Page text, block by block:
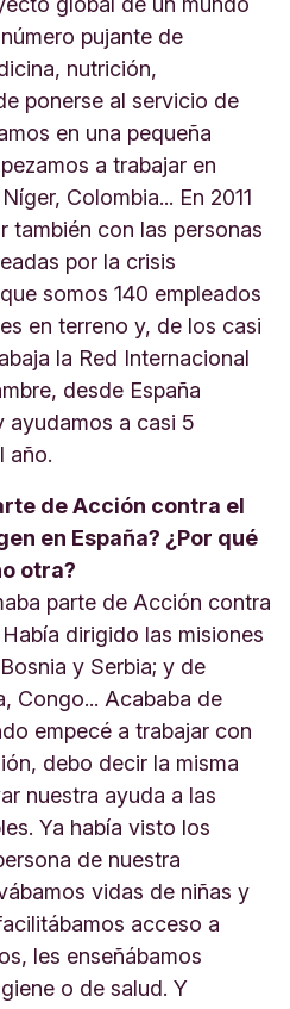
pujante de
nutrición,
ponerse al servicio de
en una pequeña
a trabajar en
Colombia... En 2011
también con las personas
por la crisis
somos 140 empleados
en terreno y, de los casi
la Red Internacional
desde España
ayudamos a casi 5
año.
de Acción contra el
en España? ¿Por qué
otra?
parte de Acción contra
dirigido las misiones
y Serbia; y de
Congo... Acababa de
empecé a trabajar con
debo decir la misma
nuestra ayuda a las
Ya había visto los
de nuestra
vidas de niñas y
acceso a
les enseñábamos
o de salud. Y